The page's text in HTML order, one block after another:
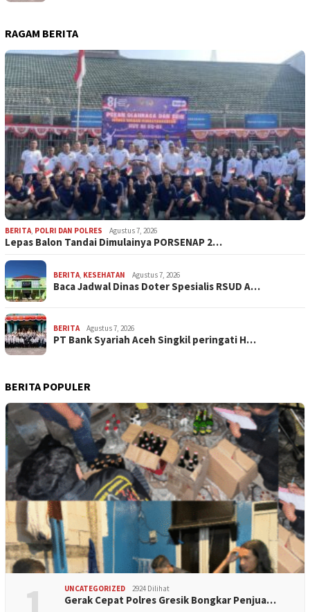
RAGAM BERITA
BERITA, POLRI DAN POLRES Agustus 7, 2026
Lepas Balon Tandai Dimulainya PORSENAP 2…
BERITA, KESEHATAN Agustus 7, 2026
Baca Jadwal Dinas Doter Spesialis RSUD A…
BERITA Agustus 7, 2026
PT Bank Syariah Aceh Singkil peringati H…
BERITA POPULER
UNCATEGORIZED 2924 Dilihat
Gerak Cepat Polres Gresik Bongkar Penjua…